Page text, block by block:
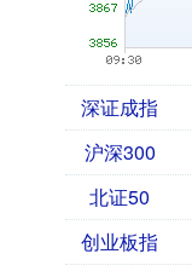
深证成指
沪深300
北证50
创业板指